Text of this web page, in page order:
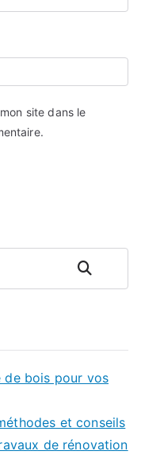
site dans le
Rechercher
de bois pour vos
et conseils
de rénovation